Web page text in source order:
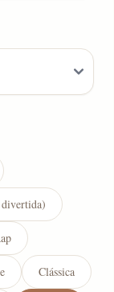
Clássica